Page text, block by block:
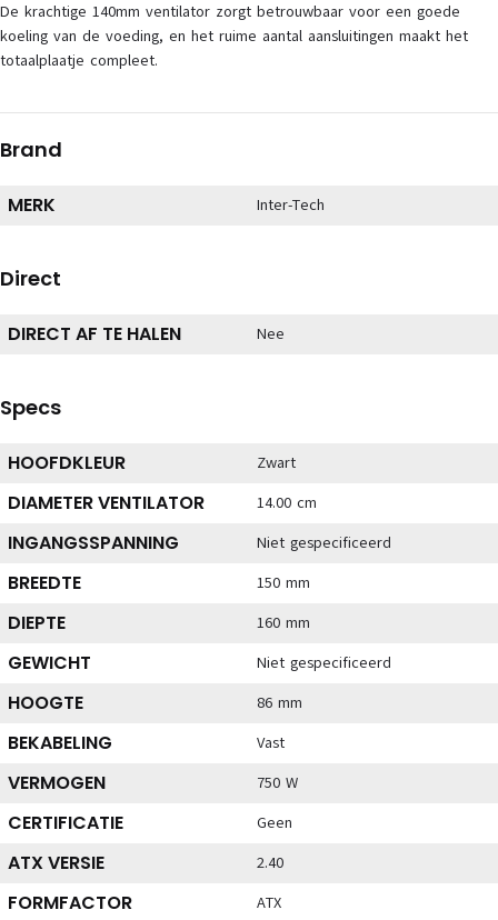
De krachtige 140mm ventilator zorgt betrouwbaar voor een goede
koeling van de voeding, en het ruime aantal aansluitingen maakt het
totaalplaatje compleet.
Brand
MERK Inter-Tech
Direct
DIRECT AF TE HALEN Nee
Specs
HOOFDKLEUR Zwart
DIAMETER VENTILATOR 14.00 cm
INGANGSSPANNING Niet gespecificeerd
BREEDTE 150 mm
DIEPTE 160 mm
GEWICHT Niet gespecificeerd
HOOGTE 86 mm
BEKABELING Vast
VERMOGEN 750 W
CERTIFICATIE Geen
ATX VERSIE 2.40
FORMFACTOR ATX